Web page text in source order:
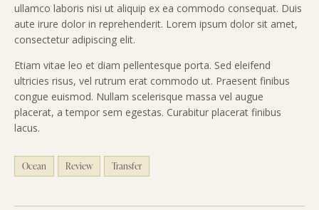
ullamco laboris nisi ut aliquip ex ea commodo consequat. Duis
aute irure dolor in reprehenderit. Lorem ipsum dolor sit amet,
consectetur adipiscing elit.
Etiam vitae leo et diam pellentesque porta. Sed eleifend
ultricies risus, vel rutrum erat commodo ut. Praesent finibus
congue euismod. Nullam scelerisque massa vel augue
placerat, a tempor sem egestas. Curabitur placerat finibus
lacus.
Ocean Review Transfer